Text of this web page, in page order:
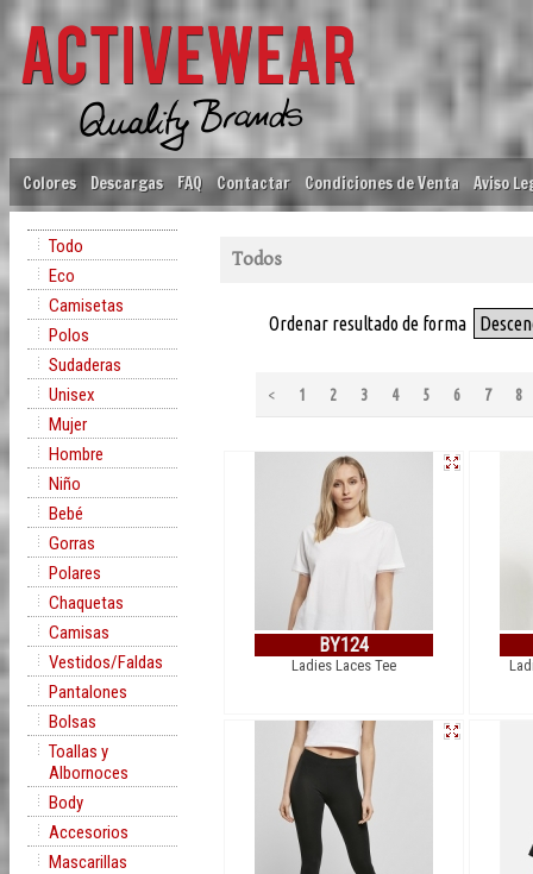
Colores Descargas FAQ Contactar Condiciones de Venta Aviso
Todo
Eco
Camisetas
Polos
Sudaderas
Unisex
Mujer
Hombre
Niño
Bebé
Gorras
Polares
Chaquetas
Camisas
Vestidos/Faldas
Pantalones
Bolsas
Toallas y
Albornoces
Body
Accesorios
Mascarillas
Todos
Ordenar resultado de forma
< 1 2 3 4 5 6 7 8
BY124
Ladies Laces Tee